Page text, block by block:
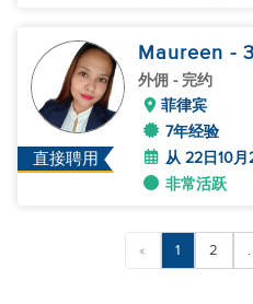
直接聘用
Maureen -
外佣 - 完约
菲律宾
7年经验
从 22日10
非常活跃
« 1 2